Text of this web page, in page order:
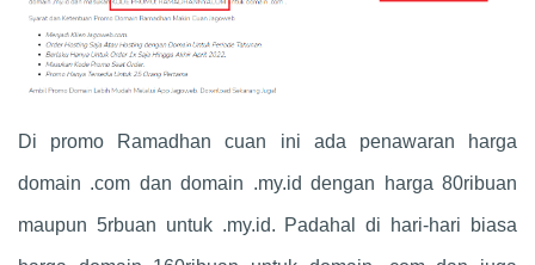
Di promo Ramadhan cuan ini ada penawaran harga
domain .com dan domain .my.id dengan harga 80ribuan
maupun 5rbuan untuk .my.id. Padahal di hari-hari biasa